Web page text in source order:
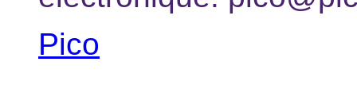
Pico